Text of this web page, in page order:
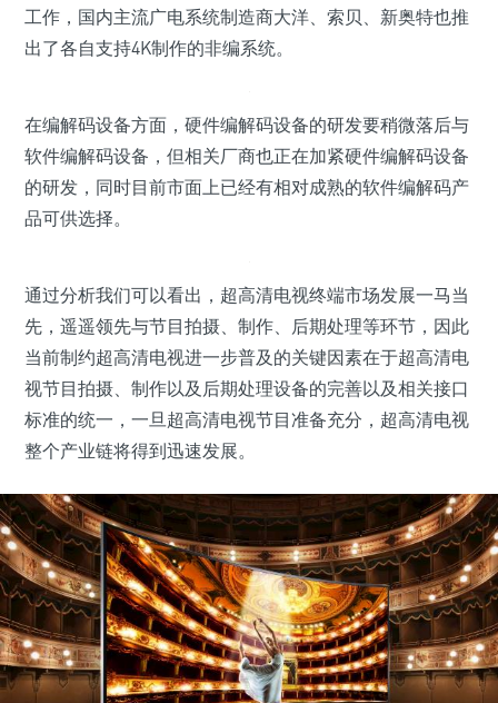
工作，国内主流广电系统制造商大洋、索贝、新奥特也推
出了各自支持4K制作的非编系统。
在编解码设备方面，硬件编解码设备的研发要稍微落后与
软件编解码设备，但相关厂商也正在加紧硬件编解码设备
的研发，同时目前市面上已经有相对成熟的软件编解码产
品可供选择。
通过分析我们可以看出，超高清电视终端市场发展一马当
先，遥遥领先与节目拍摄、制作、后期处理等环节，因此
当前制约超高清电视进一步普及的关键因素在于超高清电
视节目拍摄、制作以及后期处理设备的完善以及相关接口
标准的统一，一旦超高清电视节目准备充分，超高清电视
整个产业链将得到迅速发展。